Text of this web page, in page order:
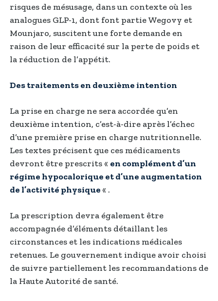
risques de mésusage, dans un contexte où les
analogues GLP-1, dont font partie Wegovy et
Mounjaro, suscitent une forte demande en
raison de leur efficacité sur la perte de poids et
la réduction de l’appétit.
Des traitements en deuxième intention
La prise en charge ne sera accordée qu’en
deuxième intention, c’est-à-dire après l’échec
d’une première prise en charge nutritionnelle.
Les textes précisent que ces médicaments
devront être prescrits « en complément d’un
régime hypocalorique et d’une augmentation
de l’activité physique« .
La prescription devra également être
accompagnée d’éléments détaillant les
circonstances et les indications médicales
retenues. Le gouvernement indique avoir choisi
de suivre partiellement les recommandations de
la Haute Autorité de santé.